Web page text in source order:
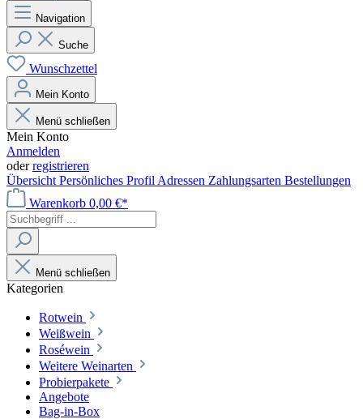
Navigation
Suche
Wunschzettel
Mein Konto
Menü schließen
Mein Konto
Anmelden
oderregistrieren
Übersicht Persönliches Profil Adressen Zahlungsarten Bestellungen
Warenkorb 0,00 €*
Menü schließen
Kategorien
Rotwein
Weißwein
Roséwein
Weitere Weinarten
Probierpakete
Angebote
Bag-in-Box